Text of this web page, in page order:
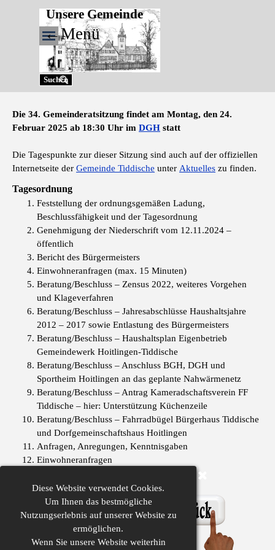
Diese Website verwendet Cookies.
Um Ihnen das bestmögliche
Nutzungserlebnis auf unserer Website zu
ermöglichen.
Wenn Sie unsere Website weiterhin
Unsere Gemeinde
Suchen
←Menü
Menü überspringen
Die 34. Gemeinderatsitzung findet am Montag, den 24.
Februar 2025 ab 18:30 Uhr im DGH statt
Die Tagespunkte zur dieser Sitzung sind auch auf der offiziellen
Internetseite der Gemeinde Tiddische unter Aktuelles zu finden.
Tagesordnung
Feststellung der ordnungsgemäßen Ladung,
Beschlussfähigkeit und der Tagesordnung
Genehmigung der Niederschrift vom 12.11.2024 –
öffentlich
Bericht des Bürgermeisters
Einwohneranfragen (max. 15 Minuten)
Beratung/Beschluss – Zensus 2022, weiteres Vorgehen
und Klageverfahren
Beratung/Beschluss – Jahresabschlüsse Haushaltsjahre
2012 – 2017 sowie Entlastung des Bürgermeisters
Beratung/Beschluss – Haushaltsplan Eigenbetrieb
Gemeindewerk Hoitlingen-Tiddische
Beratung/Beschluss – Anschluss BGH, DGH und
Sportheim Hoitlingen an das geplante Nahwärmenetz
Beratung/Beschluss – Antrag Kameradschaftsverein FF
Tiddische – hier: Unterstützung Küchenzeile
Beratung/Beschluss – Fahrradbügel Bürgerhaus Tiddische
und Dorfgemeinschaftshaus Hoitlingen
Anfragen, Anregungen, Kenntnisgaben
Einwohneranfragen